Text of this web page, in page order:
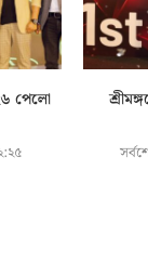
পেলো